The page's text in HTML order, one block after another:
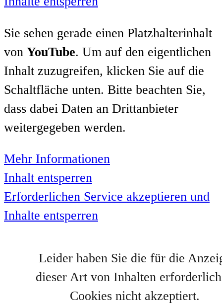
Sie sehen gerade einen Platzhalterinhalt
von YouTube. Um auf den eigentlichen
Inhalt zuzugreifen, klicken Sie auf die
Schaltfläche unten. Bitte beachten Sie,
dass dabei Daten an Drittanbieter
weitergegeben werden.
Mehr Informationen
Inhalt entsperren
Erforderlichen Service akzeptieren und
Inhalte entsperren
Leider haben Sie die für die
dieser Art von Inhalten
Cookies nicht akzeptiert.